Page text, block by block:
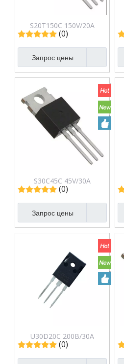
S20T150C 150V/20A
Выпрямители Low VF
Диод Шоттки
(0)
Запрос цены
S30C45C 45V/30A
Выпрямители Диод
Шоттки
(0)
Запрос цены
U30D20C 200В/30А
Сверхбыстрые
выпрямители Диод
(0)